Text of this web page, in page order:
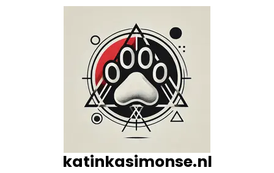
katinkasimonse.nl